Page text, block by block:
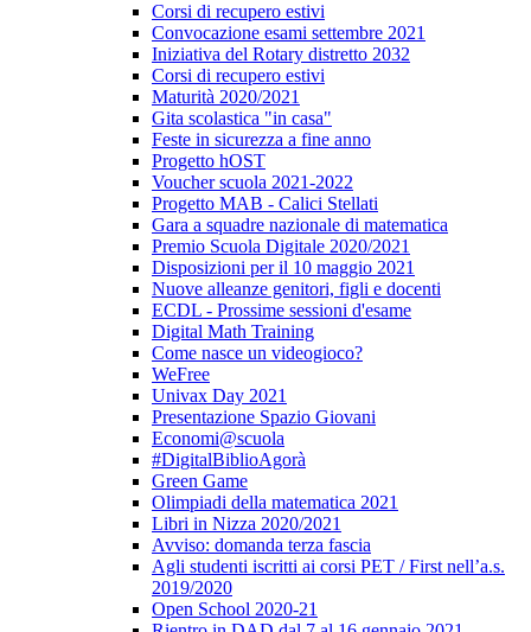
Corsi di recupero estivi
Convocazione esami settembre 2021
Iniziativa del Rotary distretto 2032
Corsi di recupero estivi
Maturità 2020/2021
Gita scolastica "in casa"
Feste in sicurezza a fine anno
Progetto hOST
Voucher scuola 2021-2022
Progetto MAB - Calici Stellati
Gara a squadre nazionale di matematica
Premio Scuola Digitale 2020/2021
Disposizioni per il 10 maggio 2021
Nuove alleanze genitori, figli e docenti
ECDL - Prossime sessioni d'esame
Digital Math Training
Come nasce un videogioco?
WeFree
Univax Day 2021
Presentazione Spazio Giovani
Economi@scuola
#DigitalBiblioAgorà
Green Game
Olimpiadi della matematica 2021
Libri in Nizza 2020/2021
Avviso: domanda terza fascia
Agli studenti iscritti ai corsi PET / First nell’a.s.
2019/2020
Open School 2020-21